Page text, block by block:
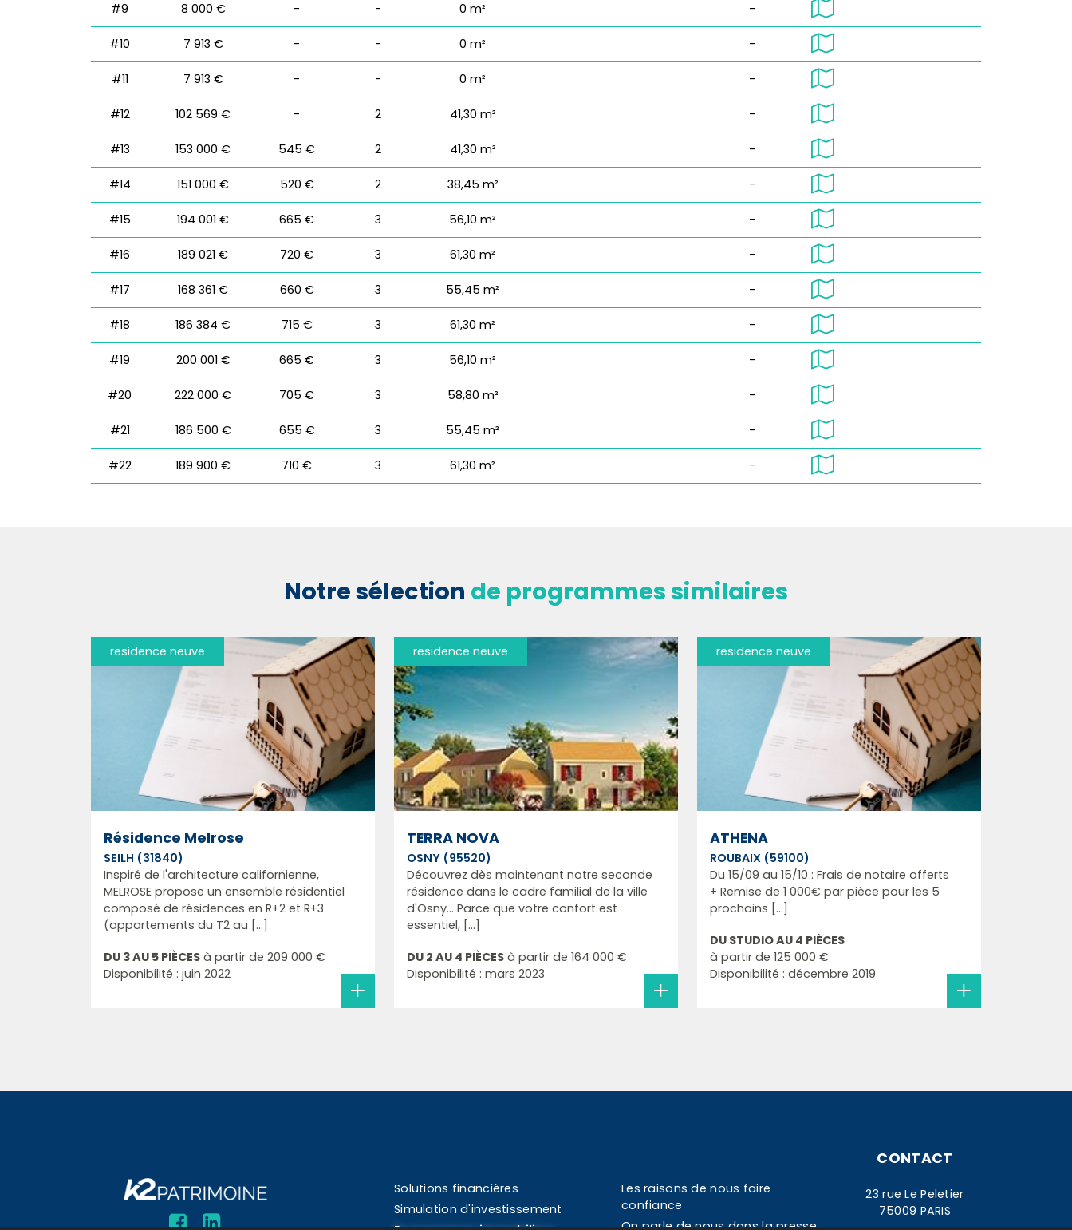
#9 8 000 € - - 0 m² -
#10 7 913 € - - 0 m² -
#11 7 913 € - - 0 m² -
#12 102 569 € - 2 41,30 m² -
#13 153 000 € 545 € 2 41,30 m² -
#14 151 000 € 520 € 2 38,45 m² -
#15 194 001 € 665 € 3 56,10 m² -
#16 189 021 € 720 € 3 61,30 m² -
#17 168 361 € 660 € 3 55,45 m² -
#18 186 384 € 715 € 3 61,30 m² -
#19 200 001 € 665 € 3 56,10 m² -
#20 222 000 € 705 € 3 58,80 m² -
#21 186 500 € 655 € 3 55,45 m² -
#22 189 900 € 710 € 3 61,30 m² -
Notre sélection de programmes similaires
residence neuve
Résidence Melrose
SEILH (31840)
Inspiré de l'architecture californienne,
MELROSE propose un ensemble résidentiel
composé de résidences en R+2 et R+3
(appartements du T2 au [...]
DU 3 AU 5 PIÈCES à partir de 209 000 €
Disponibilité : juin 2022
residence neuve
TERRA NOVA
OSNY (95520)
Découvrez dès maintenant notre seconde
résidence dans le cadre familial de la ville
d'Osny... Parce que votre confort est
essentiel, [...]
DU 2 AU 4 PIÈCES à partir de 164 000 €
Disponibilité : mars 2023
residence neuve
ATHENA
ROUBAIX (59100)
Du 15/09 au 15/10 : Frais de notaire offerts
+ Remise de 1 000€ par pièce pour les 5
prochains [...]
DU STUDIO AU 4 PIÈCES
à partir de 125 000 €
Disponibilité : décembre 2019
Solutions financières
Simulation d'investissement
Les raisons de nous faire
confiance
On parle de nous dans la presse
CONTACT
23 rue Le Peletier
75009 PARIS